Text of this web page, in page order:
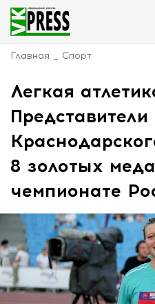
Главная Спорт
Легкая
Представители
8 золотых
чемпионате